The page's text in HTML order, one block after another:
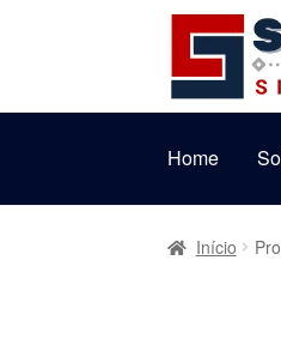
Pular
para
navegação
Pular
para
o
conteúdo
Home
Início